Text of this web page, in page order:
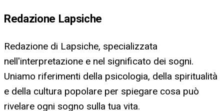
Redazione Lapsiche
Redazione di Lapsiche, specializzata
nell'interpretazione e nel significato dei sogni.
Uniamo riferimenti della psicologia, della spiritualità
e della cultura popolare per spiegare cosa può
rivelare ogni sogno sulla tua vita.